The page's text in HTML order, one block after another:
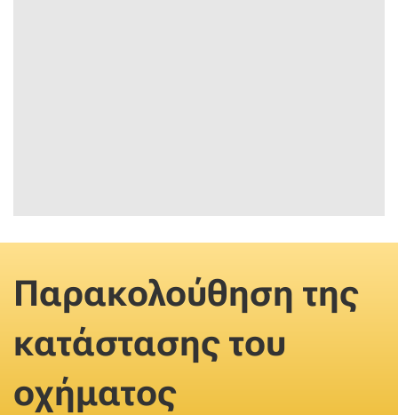
Παρακολούθηση της
κατάστασης του
οχήματος